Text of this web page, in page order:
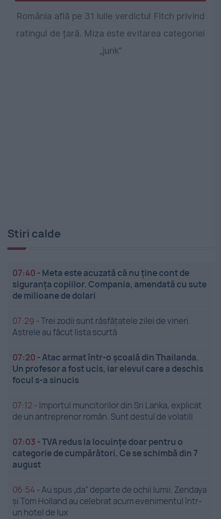
România află pe 31 iulie verdictul Fitch privind
ratingul de țară. Miza este evitarea categoriei
„junk”
Stiri calde
07:40 - Meta este acuzată că nu ține cont de
siguranța copiilor. Compania, amendată cu sute
de milioane de dolari
07:29 -Trei zodii sunt răsfățatele zilei de vineri.
Astrele au făcut lista scurtă
07:20 -Atac armat într-o școală din Thailanda.
Un profesor a fost ucis, iar elevul care a deschis
focul s-a sinucis
07:12 - Importul muncitorilor din Sri Lanka, explicat
de un antreprenor român. Sunt destul de volatili
07:03 -TVA redus la locuințe doar pentru o
categorie de cumpărători. Ce se schimbă din 7
august
06:54 -Au spus „da” departe de ochii lumii. Zendaya
și Tom Holland au celebrat acum evenimentul într-
un hotel de lux